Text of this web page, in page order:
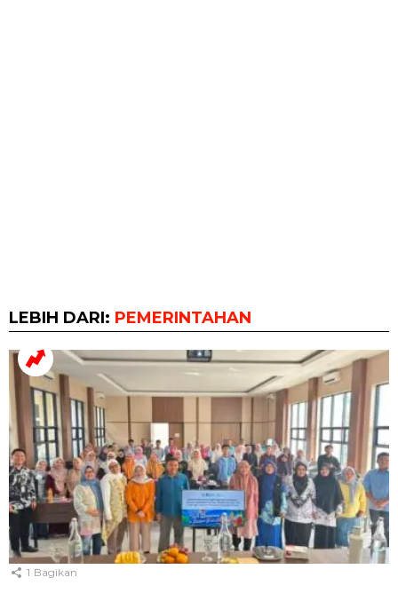
LEBIH DARI: PEMERINTAHAN
1 Bagikan